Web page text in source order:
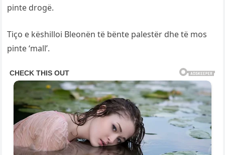
pinte drogë.
Tiço e këshilloi Bleonën të bënte palestër dhe të mos
pinte ‘mall’.